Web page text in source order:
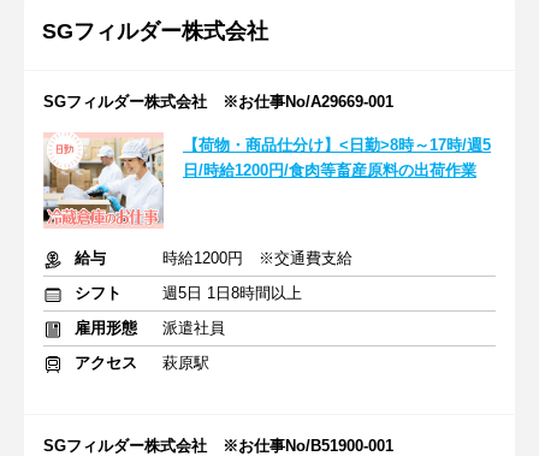
SGフィルダー株式会社
SGフィルダー株式会社 ※お仕事No/A29669-001
【荷物・商品仕分け】<日勤>8時～17時/週5
日/時給1200円/食肉等畜産原料の出荷作業
給与
時給1200円 ※交通費支給
シフト
週5日 1日8時間以上
雇用形態
派遣社員
アクセス
萩原駅
SGフィルダー株式会社 ※お仕事No/B51900-001